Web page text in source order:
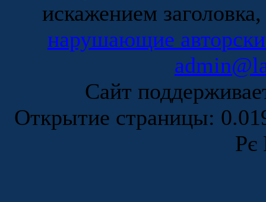
искажением
нарушающие
Сайт
Открытие страницы:
Рє